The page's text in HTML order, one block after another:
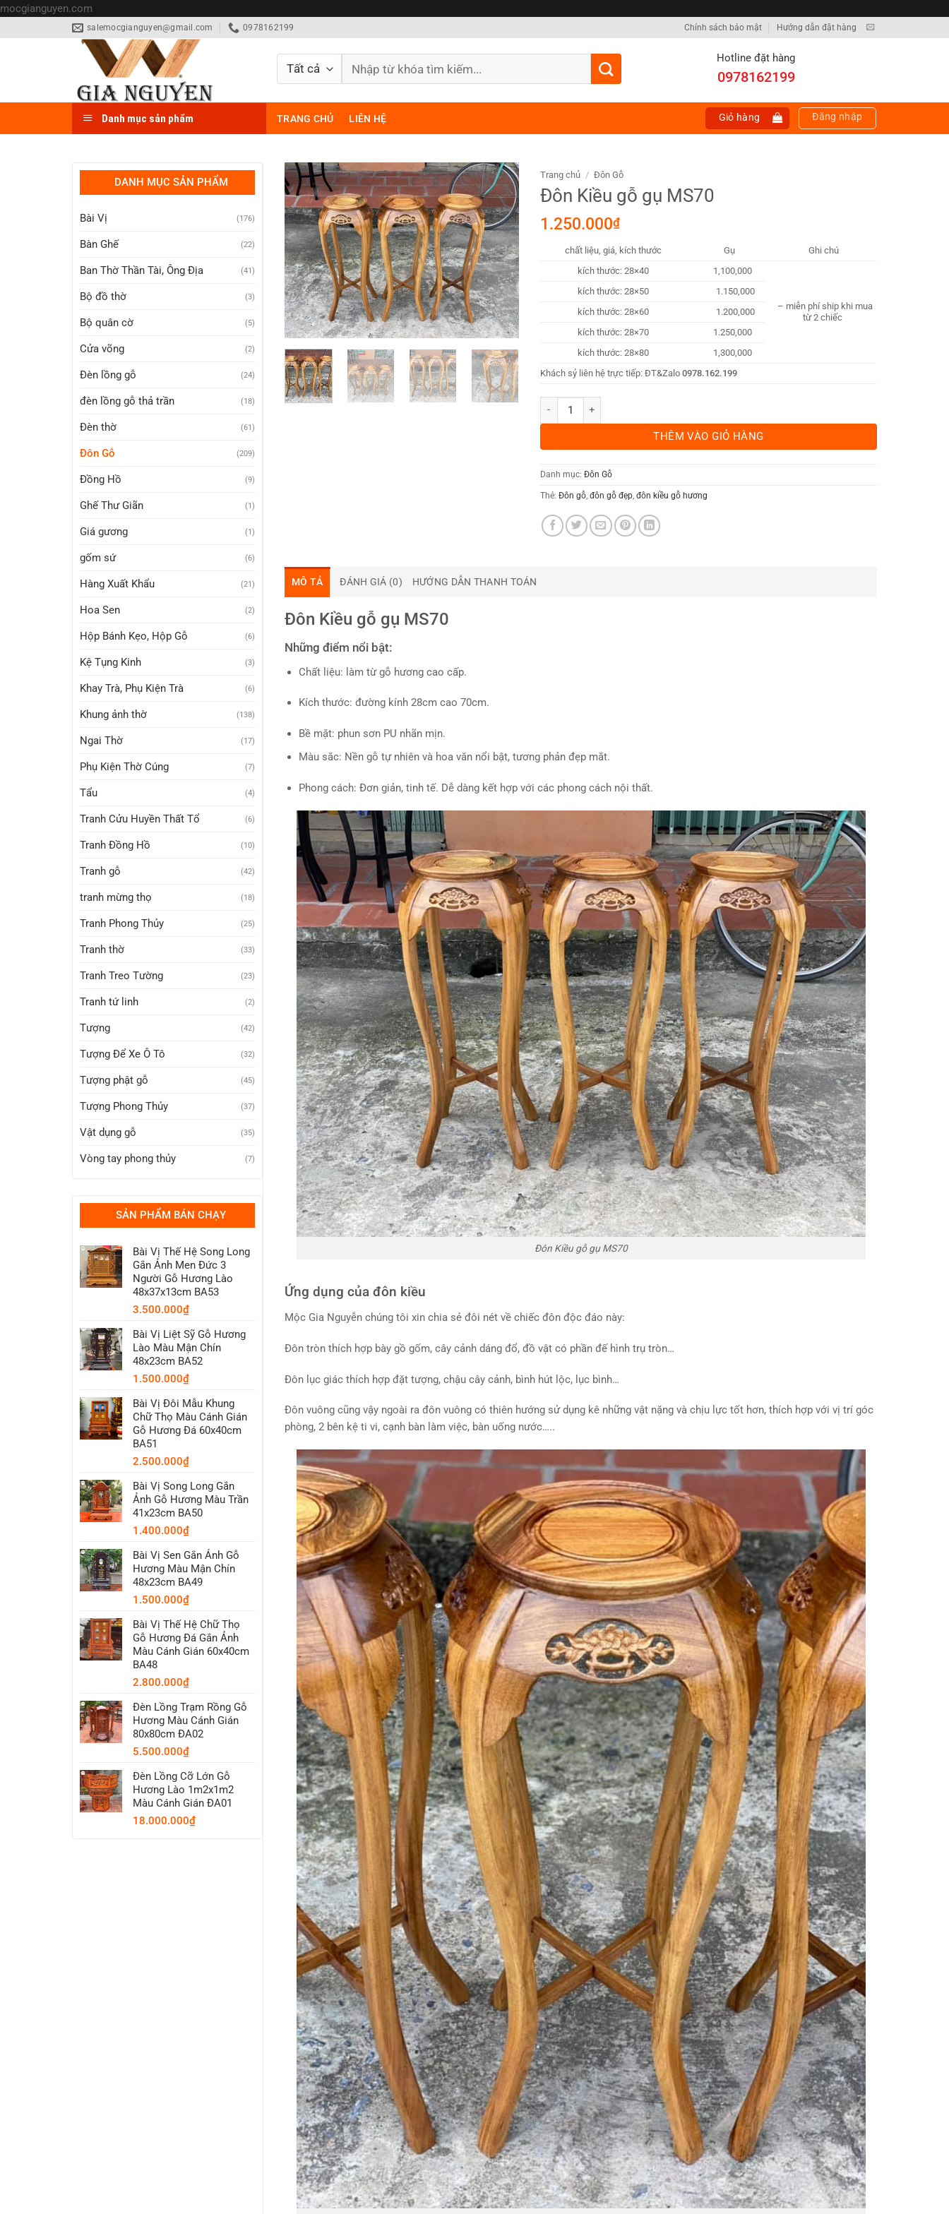
mocgianguyen.com
qua
nội
dung
salemocgianguyen@gmail.com 0978162199 Chính sách bảo mật Hướng dẫn đặt hàng
Tìm
kiếm:
Hotline đặt hàng
0978162199
Danh mục sản phẩm TRANG CHỦ LIÊN HỆ Giỏ hàng Đăng nhập
DANH MỤC SẢN PHẨM
Bài Vị (176)
Bàn Ghế (22)
Ban Thờ Thần Tài, Ông Địa (41)
Bộ đồ thờ (3)
Bộ quân cờ (5)
Cửa võng (2)
Đèn lồng gỗ (24)
đèn lồng gỗ thả trần (18)
Đèn thờ (61)
Đôn Gỗ (209)
Đồng Hồ (9)
Ghế Thư Giãn (1)
Giá gương (1)
gốm sứ (6)
Hàng Xuất Khẩu (21)
Hoa Sen (2)
Hộp Bánh Kẹo, Hộp Gỗ (6)
Kệ Tụng Kinh (3)
Khay Trà, Phụ Kiện Trà (6)
Khung ảnh thờ (138)
Ngai Thờ (17)
Phụ Kiện Thờ Cúng (7)
Tẩu (4)
Tranh Cửu Huyền Thất Tổ (6)
Tranh Đồng Hồ (10)
Tranh gỗ (42)
tranh mừng thọ (18)
Tranh Phong Thủy (25)
Tranh thờ (33)
Tranh Treo Tường (23)
Tranh tứ linh (2)
Tượng (42)
Tượng Để Xe Ô Tô (32)
Tượng phật gỗ (45)
Tượng Phong Thủy (37)
Vật dụng gỗ (35)
Vòng tay phong thủy (7)
SẢN PHẨM BÁN CHẠY
Bài Vị Thế Hệ Song Long
Gắn Ảnh Men Đức 3
Người Gỗ Hương Lào
48x37x13cm BA53
3.500.000₫
Bài Vị Liệt Sỹ Gỗ Hương
Lào Màu Mận Chín
48x23cm BA52
1.500.000₫
Bài Vị Đôi Mẫu Khung
Chữ Thọ Màu Cánh Gián
Gỗ Hương Đá 60x40cm
BA51
2.500.000₫
Bài Vị Song Long Gắn
Ảnh Gỗ Hương Màu Trần
41x23cm BA50
1.400.000₫
Bài Vị Sen Gắn Ảnh Gỗ
Hương Màu Mận Chín
48x23cm BA49
1.500.000₫
Bài Vị Thế Hệ Chữ Thọ
Gỗ Hương Đá Gắn Ảnh
Màu Cánh Gián 60x40cm
BA48
2.800.000₫
Đèn Lồng Trạm Rồng Gỗ
Hương Màu Cánh Gián
80x80cm ĐA02
5.500.000₫
Đèn Lồng Cỡ Lớn Gỗ
Hương Lào 1m2x1m2
Màu Cánh Gián ĐA01
18.000.000₫
Trang chủ / Đôn Gỗ
Đôn Kiều gỗ gụ MS70
1.250.000₫
chất liệu, giá, kích thước Gụ
Ghi chú
kích thước: 28×40
1,100,000
– miễn phí ship khi mua
từ 2 chiếc
kích thước: 28×50
1.150,000
kích thước: 28×60
1.200,000
kích thước: 28×70
1.250,000
kích thước: 28×80
1,300,000
Khách sỷ liên hệ trực tiếp: ĐT&Zalo0978.162.199
THÊM VÀO GIỎ HÀNG
Danh mục:Đôn Gỗ
Thẻ:Đôn gỗ ,đôn gỗ đẹp ,đôn kiều gỗ hương
MÔ TẢ ĐÁNH GIÁ (0) HƯỚNG DẪN THANH TOÁN
Đôn Kiều gỗ gụ MS70
Những điểm nổi bật:
Chất liệu: làm từ gỗ hương cao cấp.
Kích thước: đường kính 28cm cao 70cm.
Bề mặt: phun sơn PU nhãn mịn.
Màu sắc: Nền gỗ tự nhiên và hoa văn nổi bật, tương phản đẹp mắt.
Phong cách: Đơn giản, tinh tế. Dễ dàng kết hợp với các phong cách nội thất.
Đôn Kiều gỗ gụ MS70
Ứng dụng của đôn kiều
Mộc Gia Nguyễn chúng tôi xin chia sẻ đôi nét về chiếc đôn độc đáo này:
Đôn tròn thích hợp bày gồ gốm, cây cảnh dáng đổ, đồ vật có phần đế hình trụ tròn…
Đôn lục giác thích hợp đặt tượng, chậu cây cảnh, bình hút lộc, lục bình…
Đôn vuông cũng vậy ngoài ra đôn vuông có thiên hướng sử dụng kê những vật nặng và chịu lực tốt hơn, thích hợp với vị trí góc
phòng, 2 bên kệ ti vi, cạnh bàn làm việc, bàn uống nước…..